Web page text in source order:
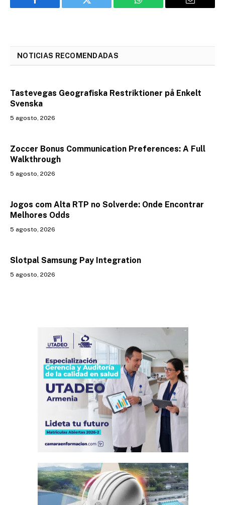
Facebook Twitter WhatsApp Email
NOTICIAS RECOMENDADAS
Tastevegas Geografiska Restriktioner på Enkelt
Svenska
5 agosto, 2026
Zoccer Bonus Communication Preferences: A Full
Walkthrough
5 agosto, 2026
Jogos com Alta RTP no Solverde: Onde Encontrar
Melhores Odds
5 agosto, 2026
Slotpal Samsung Pay Integration
5 agosto, 2026